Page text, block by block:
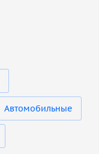
Автомобильные